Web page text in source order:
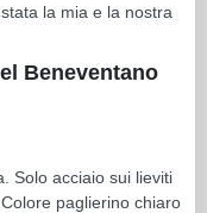
la mia e la nostra
Beneventano
Solo acciaio sui lieviti
paglierino chiaro